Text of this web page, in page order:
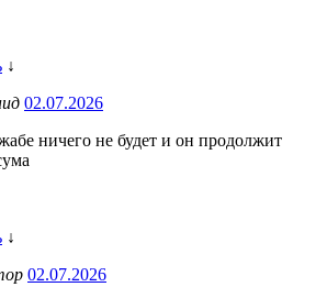
↓
02.07.2026
ничего не будет и он продолжит
↓
02.07.2026